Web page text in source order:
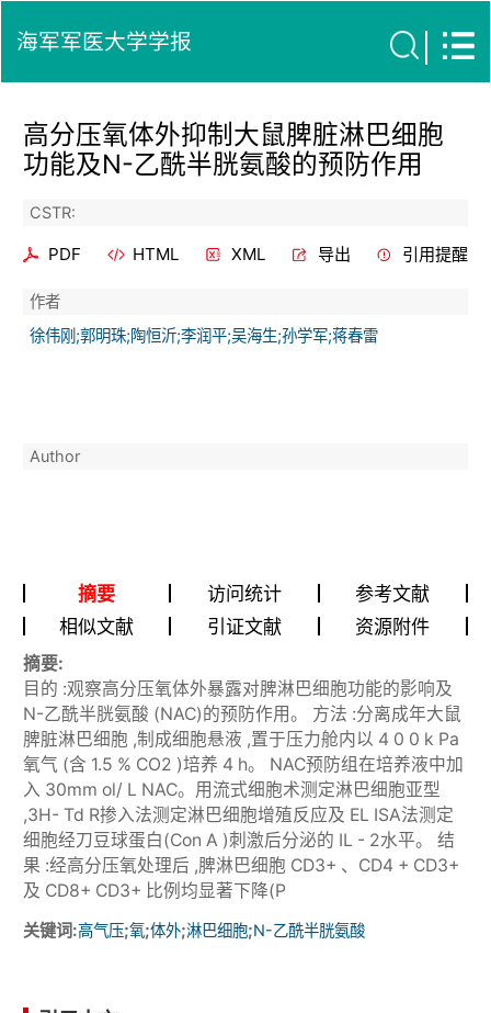
海军军医大学学报
高分压氧体外抑制大鼠脾脏淋巴细胞
功能及N-乙酰半胱氨酸的预防作用
CSTR:
PDF HTML XML 导出 引用提醒
作者
徐伟刚;郭明珠;陶恒沂;李润平;吴海生;孙学军;蒋春雷
Author
摘要 访问统计
参考文献
相似文献
引证文献 资源附件
摘要:
目的 :观察高分压氧体外暴露对脾淋巴细胞功能的影响及
N-乙酰半胱氨酸 (NAC)的预防作用。 方法 :分离成年大鼠
脾脏淋巴细胞 ,制成细胞悬液 ,置于压力舱内以 4 0 0 k Pa
氧气 (含 1.5 % CO2 )培养 4 h。 NAC预防组在培养液中加
入 30mm ol/ L NAC。用流式细胞术测定淋巴细胞亚型
,3H- Td R掺入法测定淋巴细胞增殖反应及 EL ISA法测定
细胞经刀豆球蛋白(Con A )刺激后分泌的 IL - 2水平。 结
果 :经高分压氧处理后 ,脾淋巴细胞 CD3+ 、CD4 + CD3+
及 CD8+ CD3+ 比例均显著下降(P
关键词:高气压;氧;体外;淋巴细胞;N-乙酰半胱氨酸